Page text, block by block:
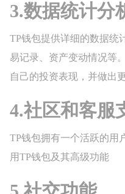
3.数据统计分
TP钱包提供详细的数据统
易记录、资产变动情况等
自己的投资表现，并做出
4.社区和客服
TP钱包拥有一个活跃的用
用TP钱包及其高级功能